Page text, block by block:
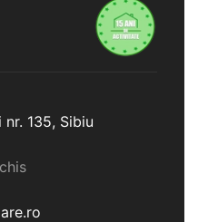
135, Sibiu